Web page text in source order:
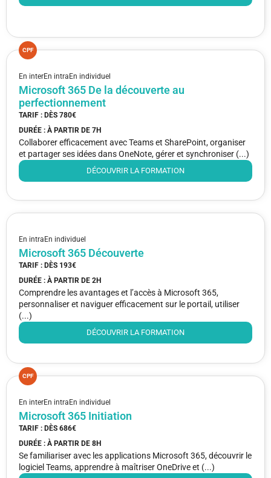
CPF
En interEn intraEn individuel
Microsoft 365 De la découverte au
perfectionnement
TARIF : DÈS 780€
DURÉE : À PARTIR DE 7H
Collaborer efficacement avec Teams et SharePoint, organiser
et partager ses idées dans OneNote, gérer et synchroniser (...)
DÉCOUVRIR LA FORMATION
En intraEn individuel
Microsoft 365 Découverte
TARIF : DÈS 193€
DURÉE : À PARTIR DE 2H
Comprendre les avantages et l’accès à Microsoft 365,
personnaliser et naviguer efficacement sur le portail, utiliser
(...)
DÉCOUVRIR LA FORMATION
CPF
En interEn intraEn individuel
Microsoft 365 Initiation
TARIF : DÈS 686€
DURÉE : À PARTIR DE 8H
Se familiariser avec les applications Microsoft 365, découvrir le
logiciel Teams, apprendre à maîtriser OneDrive et (...)